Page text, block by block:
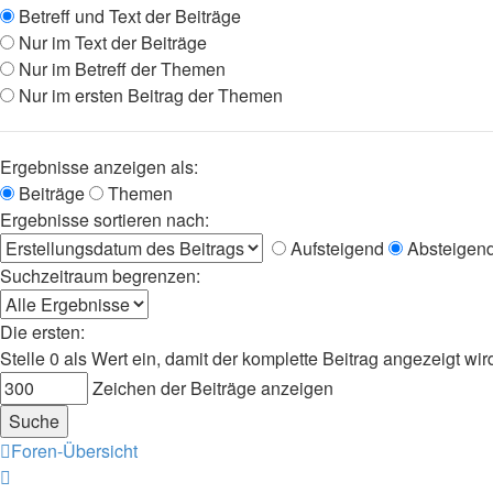
Betreff und Text der Beiträge
Nur im Text der Beiträge
Nur im Betreff der Themen
Nur im ersten Beitrag der Themen
Ergebnisse anzeigen als:
Beiträge
Themen
Ergebnisse sortieren nach:
Aufsteigend
Suchzeitraum begrenzen:
Die ersten:
Stelle 0 als Wert ein, damit der komplette Beitrag angezeigt
Zeichen der Beiträge anzeigen
Foren-Übersicht